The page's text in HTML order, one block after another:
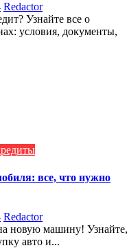
Redactor
Узнайте все о
условия, документы,
все, что нужно
Redactor
новую машину! Узнайте,
авто и...